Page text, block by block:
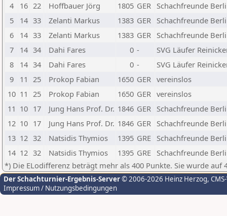
4
16 22 Hoffbauer Jörg 1805 GER Schachfreunde
5
14 33 Zelanti Markus 1383 GER Schachfreunde
6
14 33 Zelanti Markus 1383 GER Schachfreunde
7
14 34 Dahi Fares 0 -
SVG Läufer
8
14 34 Dahi Fares 0 -
SVG Läufer
9
11 25 Prokop Fabian 1650 GER vereinslos
10 11 25 Prokop Fabian 1650 GER vereinslos
11 10 17 Jung Hans Prof. Dr. 1846 GER Schachfreunde
12 10 17 Jung Hans Prof. Dr. 1846 GER Schachfreunde
13 12 32 Natsidis Thymios 1395 GRE Schachfreunde
14 12 32 Natsidis Thymios 1395 GRE Schachfreunde
*) Die ELodifferenz beträgt mehr als 400 Punkte. Sie wurde auf
Der Schachturnier-Ergebnis-Server© 2006-2026 Heinz Herzog,
Impressum / Nutzungsbedingungen